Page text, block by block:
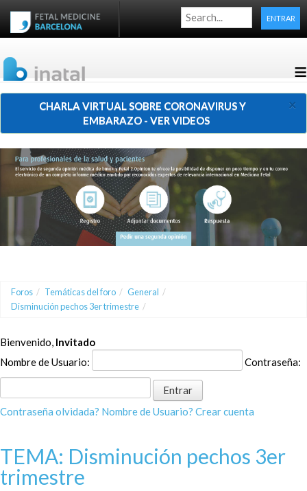
≡
ENTRAR
×
CHARLA VIRTUAL SOBRE CORONAVIRUS Y
EMBARAZO - VER VIDEOS
Foros / Temáticas del foro / General /
Disminución pechos 3er trimestre /
Bienvenido, Invitado
Nombre de Usuario:
Contraseña:
Contraseña olvidada? Nombre de Usuario? Crear cuenta
TEMA: Disminución pechos 3er
trimestre